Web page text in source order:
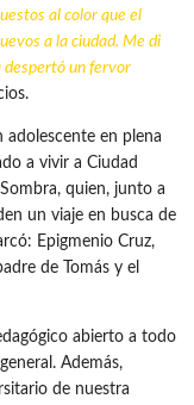
al color que el
a la ciudad. Me di
despertó un fervor
adolescente en plena
a vivir a Ciudad
quien, junto a
un viaje en busca de
Epigmenio Cruz,
de Tomás y el
abierto a todo
Además,
de nuestra